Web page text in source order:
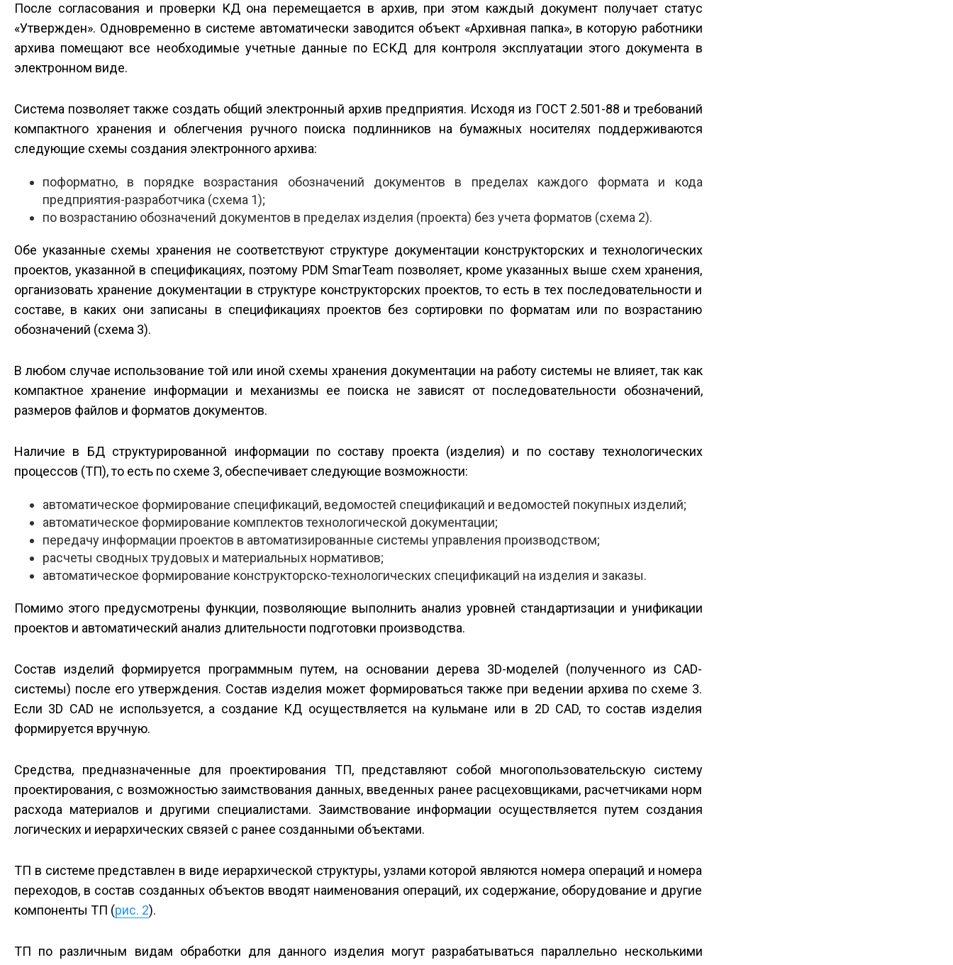
После согласования и проверки КД она перемещается в архив, при этом каждый документ получает статус
«Утвержден». Одновременно в системе автоматически заводится объект «Архивная папка», в которую работники
архива помещают все необходимые учетные данные по ЕСКД для контроля эксплуатации этого документа в
электронном виде.
Система позволяет также создать общий электронный архив предприятия. Исходя из ГОСТ 2.501-88 и требований
компактного хранения и облегчения ручного поиска подлинников на бумажных носителях поддерживаются
следующие схемы создания электронного архива:
поформатно, в порядке возрастания обозначений документов в пределах каждого формата и кода
предприятия-разработчика (схема 1);
по возрастанию обозначений документов в пределах изделия (проекта) без учета форматов (схема 2).
Обе указанные схемы хранения не соответствуют структуре документации конструкторских и технологических
проектов, указанной в спецификациях, поэтому PDM SmarTeam позволяет, кроме указанных выше схем хранения,
организовать хранение документации в структуре конструкторских проектов, то есть в тех последовательности и
составе, в каких они записаны в спецификациях проектов без сортировки по форматам или по возрастанию
обозначений (схема 3).
В любом случае использование той или иной схемы хранения документации на работу системы не влияет, так как
компактное хранение информации и механизмы ее поиска не зависят от последовательности обозначений,
размеров файлов и форматов документов.
Наличие в БД структурированной информации по составу проекта (изделия) и по составу технологических
процессов (ТП), то есть по схеме 3, обеспечивает следующие возможности:
автоматическое формирование спецификаций, ведомостей спецификаций и ведомостей покупных изделий;
автоматическое формирование комплектов технологической документации;
передачу информации проектов в автоматизированные системы управления производством;
расчеты сводных трудовых и материальных нормативов;
автоматическое формирование конструкторско-технологических спецификаций на изделия и заказы.
Помимо этого предусмотрены функции, позволяющие выполнить анализ уровней стандартизации и унификации
проектов и автоматический анализ длительности подготовки производства.
Состав изделий формируется программным путем, на основании дерева 3D-моделей (полученного из CAD-
системы) после его утверждения. Состав изделия может формироваться также при ведении архива по схеме 3.
Если 3D CAD не используется, а создание КД осуществляется на кульмане или в 2D CAD, то состав изделия
формируется вручную.
Средства, предназначенные для проектирования ТП, представляют собой многопользовательскую систему
проектирования, с возможностью заимствования данных, введенных ранее расцеховщиками, расчетчиками норм
расхода материалов и другими специалистами. Заимствование информации осуществляется путем создания
логических и иерархических связей с ранее созданными объектами.
ТП в системе представлен в виде иерархической структуры, узлами которой являются номера операций и номера
переходов, в состав созданных объектов вводят наименования операций, их содержание, оборудование и другие
компоненты ТП (рис. 2).
ТП по различным видам обработки для данного изделия могут разрабатываться параллельно несколькими